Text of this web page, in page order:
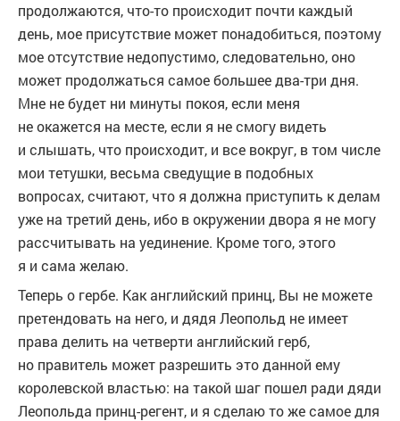
продолжаются, что-то происходит почти каждый
день, мое присутствие может понадобиться, поэтому
мое отсутствие недопустимо, следовательно, оно
может продолжаться самое большее два-три дня.
Мне не будет ни минуты покоя, если меня
не окажется на месте, если я не смогу видеть
и слышать, что происходит, и все вокруг, в том числе
мои тетушки, весьма сведущие в подобных
вопросах, считают, что я должна приступить к делам
уже на третий день, ибо в окружении двора я не могу
рассчитывать на уединение. Кроме того, этого
я и сама желаю.
Теперь о гербе. Как английский принц, Вы не можете
претендовать на него, и дядя Леопольд не имеет
права делить на четверти английский герб,
но правитель может разрешить это данной ему
королевской властью: на такой шаг пошел ради дяди
Леопольда принц-регент, и я сделаю то же самое для